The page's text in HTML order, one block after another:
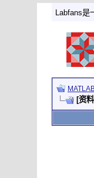
Labfans是
[资